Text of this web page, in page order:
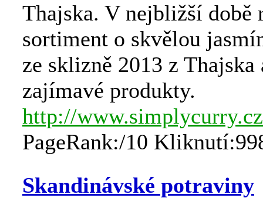
Thajska. V nejbližší době
sortiment o skvělou
ze sklizně 2013 z Thajska
zajímavé produkty.
http://www.simplycurry.cz
PageRank:/10
Skandinávské potraviny